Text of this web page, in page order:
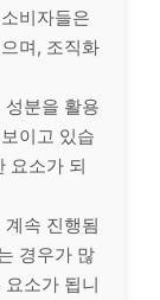
비자들은
며, 조직화
분을 활용
이고 있습
요소가 되
속 진행됨
경우가 많
소가 됩니